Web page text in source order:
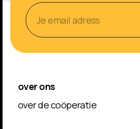
over ons
over de coöperatie